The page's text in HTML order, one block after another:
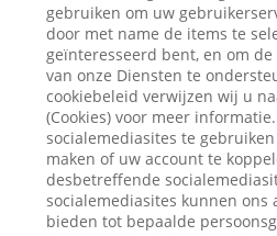
gebruiken om uw
door met name de items te
geïnteresseerd bent, en om
van onze Diensten te
cookiebeleid verwijzen wij u
(Cookies) voor meer
socialemediasites te
maken of uw account te
desbetreffende
socialemediasites kunnen ons
bieden tot bepaalde